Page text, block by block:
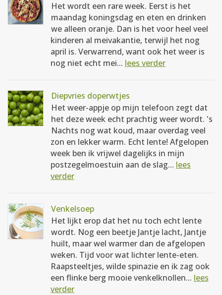
Het wordt een rare week. Eerst is het
maandag koningsdag en eten en drinken
we alleen oranje. Dan is het voor heel veel
kinderen al meivakantie, terwijl het nog
april is. Verwarrend, want ook het weer is
nog niet echt mei... lees verder
Diepvries doperwtjes
Het weer-appje op mijn telefoon zegt dat
het deze week echt prachtig weer wordt. 's
Nachts nog wat koud, maar overdag veel
zon en lekker warm. Echt lente! Afgelopen
week ben ik vrijwel dagelijks in mijn
postzegelmoestuin aan de slag... lees
verder
Venkelsoep
Het lijkt erop dat het nu toch echt lente
wordt. Nog een beetje Jantje lacht, Jantje
huilt, maar wel warmer dan de afgelopen
weken. Tijd voor wat lichter lente-eten.
Raapsteeltjes, wilde spinazie en ik zag ook
een flinke berg mooie venkelknollen... lees
verder